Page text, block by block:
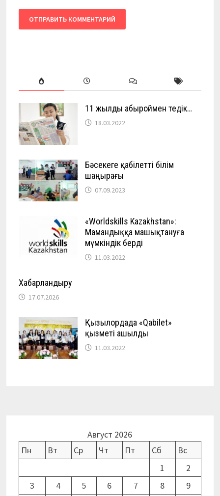
11 жылды абыроймен өтедік…
18.03.2022
Бәсекеге қабілетті білім
шаңырағы
07.09.2023
«Worldskills Kazakhstan»:
Мамандыққа машықтануға
мүмкіндік берді
11.03.2022
Хабарландыру
17.07.2026
Қызылордада «Qabilet»
қызметі ашылды
11.03.2022
Август 2026
Пн
Вт Ср Чт Пт Сб
Вс
1
2
3
4 5 6 7 8
9